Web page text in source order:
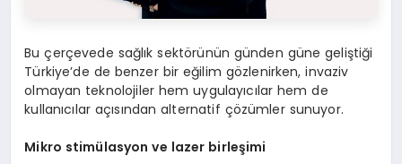
Bu çerçevede sağlık sektörünün günden güne geliştiği
Türkiye’de de benzer bir eğilim gözlenirken, invaziv
olmayan teknolojiler hem uygulayıcılar hem de
kullanıcılar açısından alternatif çözümler sunuyor.
Mikro stimülasyon ve lazer birleşimi